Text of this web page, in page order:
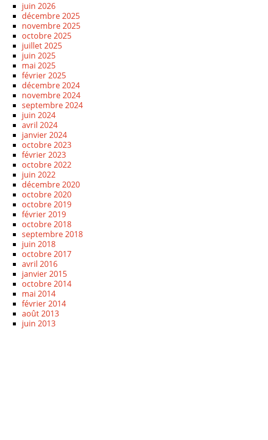
juin 2026
décembre 2025
novembre 2025
octobre 2025
juillet 2025
juin 2025
mai 2025
février 2025
décembre 2024
novembre 2024
septembre 2024
juin 2024
avril 2024
janvier 2024
octobre 2023
février 2023
octobre 2022
juin 2022
décembre 2020
octobre 2020
octobre 2019
février 2019
octobre 2018
septembre 2018
juin 2018
octobre 2017
avril 2016
janvier 2015
octobre 2014
mai 2014
février 2014
août 2013
juin 2013